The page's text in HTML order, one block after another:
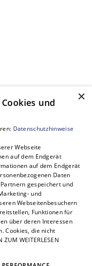
×
und
Datenschutzhinweise
Webseite
auf dem Endgerät
auf dem Endgerät
Daten
gespeichert und
und
Webseitenbesuchern
Funktionen für
über deren Interessen
Cookies, die nicht
WEITERLESEN